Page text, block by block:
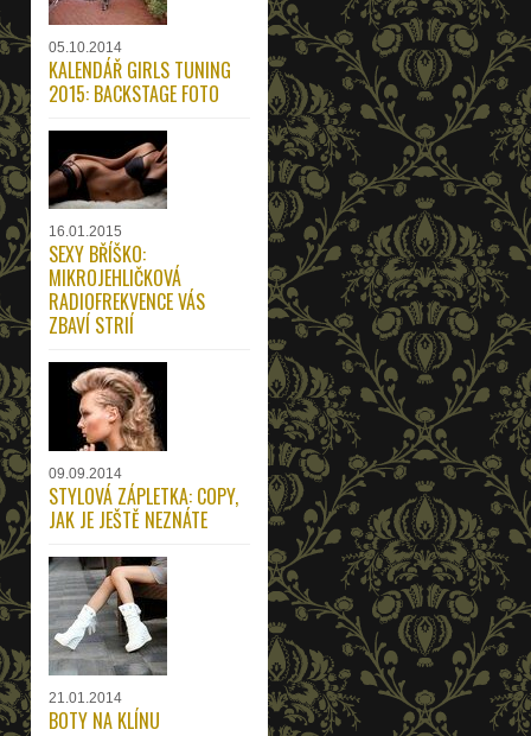
05.10.2014
KALENDÁŘ GIRLS TUNING
2015: BACKSTAGE FOTO
16.01.2015
SEXY BŘÍŠKO:
MIKROJEHLIČKOVÁ
RADIOFREKVENCE VÁS
ZBAVÍ STRIÍ
09.09.2014
STYLOVÁ ZÁPLETKA: COPY,
JAK JE JEŠTĚ NEZNÁTE
21.01.2014
BOTY NA KLÍNU